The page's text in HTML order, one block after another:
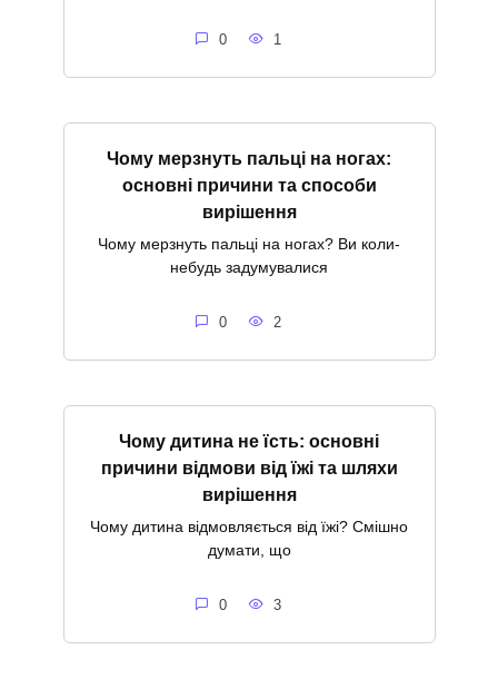
0 1
Чому мерзнуть пальці на ногах:
основні причини та способи
вирішення
Чому мерзнуть пальці на ногах? Ви коли-
небудь задумувалися
0 2
Чому дитина не їсть: основні
причини відмови від їжі та шляхи
вирішення
Чому дитина відмовляється від їжі? Смішно
думати, що
0 3